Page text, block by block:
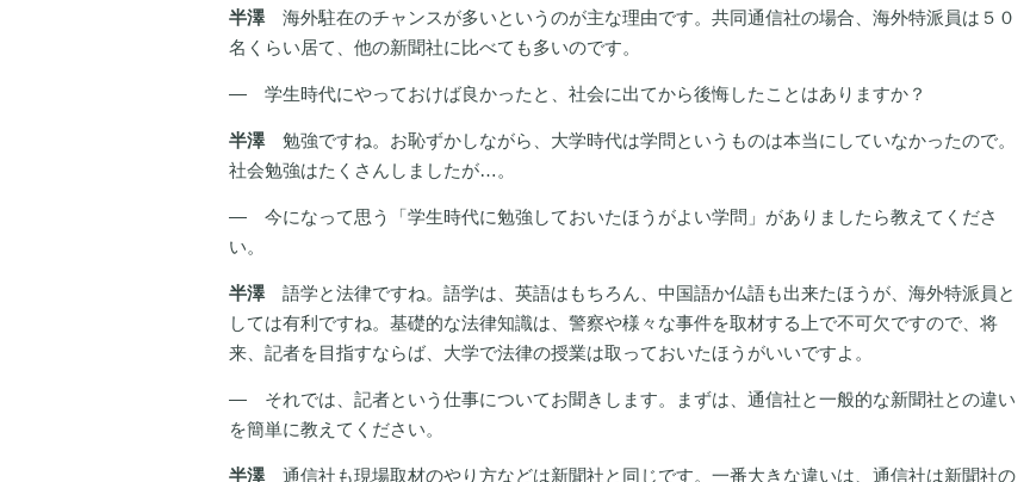
半澤海外駐在のチャンスが多いというのが主な理由です。共同通信社の場合、海外特派員は５０
名くらい居て、他の新聞社に比べても多いのです。
― 学生時代にやっておけば良かったと、社会に出てから後悔したことはありますか？
半澤勉強ですね。お恥ずかしながら、大学時代は学問というものは本当にしていなかったので。
社会勉強はたくさんしましたが…。
― 今になって思う「学生時代に勉強しておいたほうがよい学問」がありましたら教えてくださ
い。
半澤語学と法律ですね。語学は、英語はもちろん、中国語か仏語も出来たほうが、海外特派員と
しては有利ですね。基礎的な法律知識は、警察や様々な事件を取材する上で不可欠ですので、将
来、記者を目指すならば、大学で法律の授業は取っておいたほうがいいですよ。
― それでは、記者という仕事についてお聞きします。まずは、通信社と一般的な新聞社との違い
を簡単に教えてください。
半澤 通信社も現場取材のやり方などは新聞社と同じです。一番大きな違いは、通信社は新聞社の